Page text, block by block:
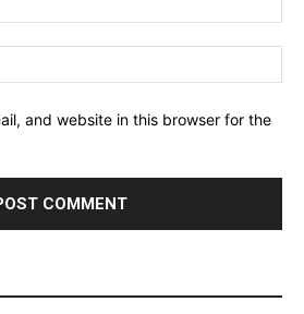
and website in this browser for the